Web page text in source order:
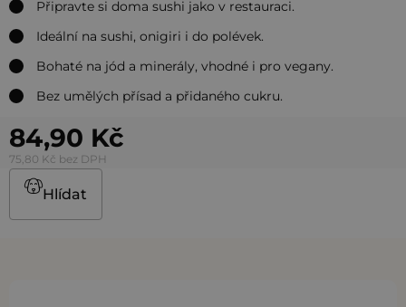
Připravte si doma sushi jako v restauraci.
Ideální na sushi, onigiri i do polévek.
Bohaté na jód a minerály, vhodné i pro vegany.
Bez umělých přísad a přidaného cukru.
84,90 Kč
75,80 Kč bez DPH
Hlídat